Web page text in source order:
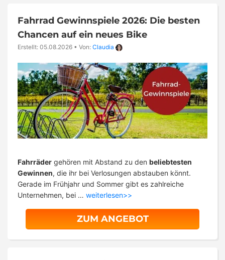
Fahrrad Gewinnspiele 2026: Die besten
Chancen auf ein neues Bike
Erstellt: 05.08.2026 • Von: Claudia
Fahrräder gehören mit Abstand zu den beliebtesten
Gewinnen, die ihr bei Verlosungen abstauben könnt.
Gerade im Frühjahr und Sommer gibt es zahlreiche
Unternehmen, bei … weiterlesen>>
ZUM ANGEBOT